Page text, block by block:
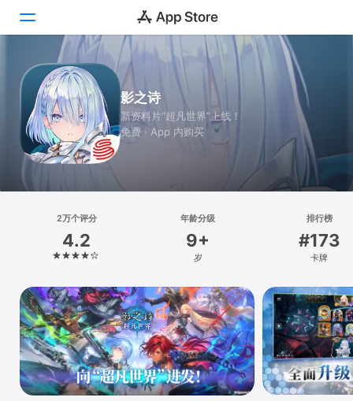
Today
游戏
App
Vision
Watch
影之诗
新资料片“超凡世界”上线！
免费 · App 内购买
2万个评分
4.2
年龄分级
9+
岁
排行榜
#173
卡牌